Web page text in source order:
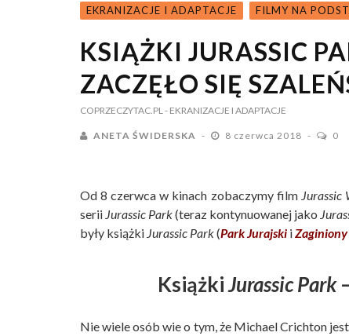
EKRANIZACJE I ADAPTACJE FILMY NA
KSIĄŻKI JURASSIC
ZACZĘŁO SIĘ
COPRZECZYTAC.PL- EKRANIZACJE I ADAPTACJE
ANETA ŚWIDERSKA 8 czerwca 2018 0
Od 8 czerwca w kinach zobaczymy film Jurassic
serii Jurassic Park(teraz kontynuowanej jako
były książki Jurassic Park(Park Jurajski i
KsiążkiJurassic Park
Nie wiele osób wie o tym, że Michael Crichton